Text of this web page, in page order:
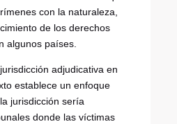
con la naturaleza,
de los derechos
algunos países.
adjudicativa en
establece un enfoque
jurisdicción sería
donde las víctimas